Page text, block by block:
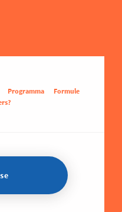
Programma
Formule